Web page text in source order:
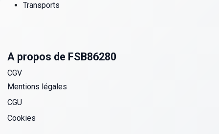
Transports
A propos de FSB86280
CGV
Mentions légales
CGU
Cookies